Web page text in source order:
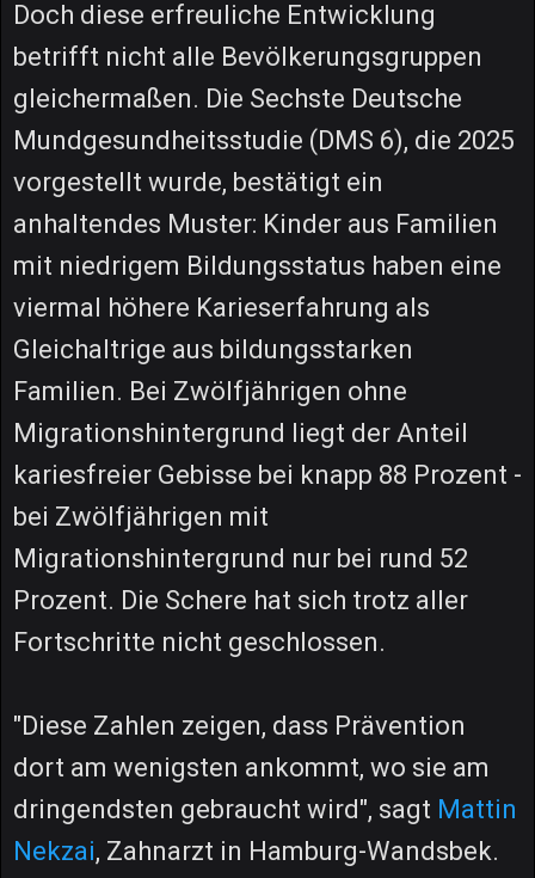
Doch diese erfreuliche Entwicklung
betrifft nicht alle Bevölkerungsgruppen
gleichermaßen. Die Sechste Deutsche
Mundgesundheitsstudie (DMS 6), die 2025
vorgestellt wurde, bestätigt ein
anhaltendes Muster: Kinder aus Familien
mit niedrigem Bildungsstatus haben eine
viermal höhere Karieserfahrung als
Gleichaltrige aus bildungsstarken
Familien. Bei Zwölfjährigen ohne
Migrationshintergrund liegt der Anteil
kariesfreier Gebisse bei knapp 88 Prozent -
bei Zwölfjährigen mit
Migrationshintergrund nur bei rund 52
Prozent. Die Schere hat sich trotz aller
Fortschritte nicht geschlossen.
"Diese Zahlen zeigen, dass Prävention
dort am wenigsten ankommt, wo sie am
dringendsten gebraucht wird", sagt Mattin
Nekzai, Zahnarzt in Hamburg-Wandsbek.